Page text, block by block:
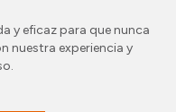
y eficaz para que nunca
nuestra experiencia y